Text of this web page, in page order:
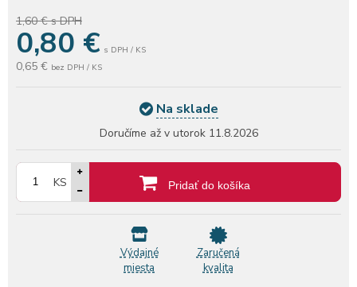
1,60 €s DPH
0,80 € s DPH / KS
0,65 € bez DPH / KS
Na sklade
Doručíme až v utorok 11.8.2026
KS Pridať do košíka
Výdajné
miesta
Zaručená
kvalita